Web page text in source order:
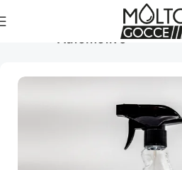
Automotive